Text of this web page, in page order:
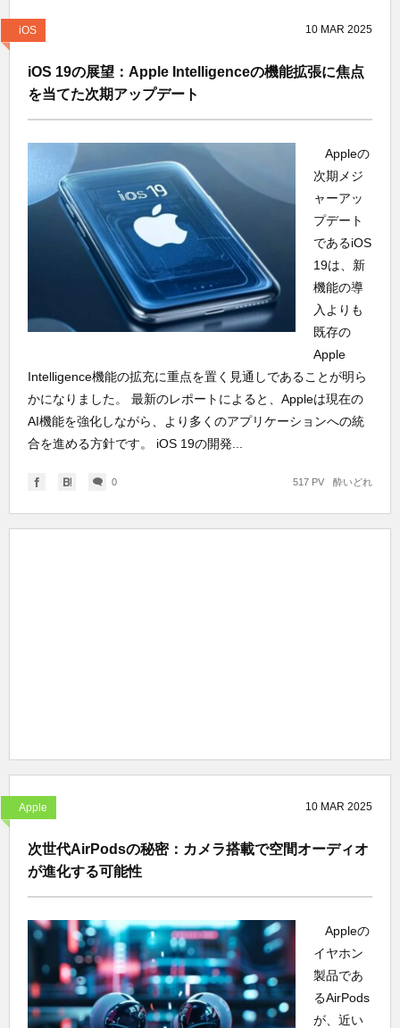
iOS 10 MAR 2025
iOS 19の展望：Apple Intelligenceの機能拡張に焦点
を当てた次期アップデート
Appleの
次期メジ
ャーアッ
プデート
であるiOS
19は、新
機能の導
入よりも
既存の
Apple
Intelligence機能の拡充に重点を置く見通しであることが明ら
かになりました。 最新のレポートによると、Appleは現在の
AI機能を強化しながら、より多くのアプリケーションへの統
合を進める方針です。 iOS 19の開発...
0 酔いどれ
517 PV
Apple 10 MAR 2025
次世代AirPodsの秘密：カメラ搭載で空間オーディオ
が進化する可能性
Appleの
イヤホン
製品であ
るAirPods
が、近い